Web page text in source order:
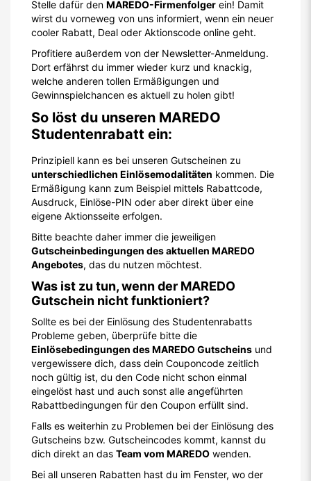
Stelle dafür den MAREDO-Firmenfolger ein! Damit
wirst du vorneweg von uns informiert, wenn ein neuer
cooler Rabatt, Deal oder Aktionscode online geht.
Profitiere außerdem von der Newsletter-Anmeldung.
Dort erfährst du immer wieder kurz und knackig,
welche anderen tollen Ermäßigungen und
Gewinnspielchancen es aktuell zu holen gibt!
So löst du unseren MAREDO
Studentenrabatt ein:
Prinzipiell kann es bei unseren Gutscheinen zu
unterschiedlichen Einlösemodalitäten kommen. Die
Ermäßigung kann zum Beispiel mittels Rabattcode,
Ausdruck, Einlöse-PIN oder aber direkt über eine
eigene Aktionsseite erfolgen.
Bitte beachte daher immer die jeweiligen
Gutscheinbedingungen des aktuellen MAREDO
Angebotes, das du nutzen möchtest.
Was ist zu tun, wenn der MAREDO
Gutschein nicht funktioniert?
Sollte es bei der Einlösung des Studentenrabatts
Probleme geben, überprüfe bitte die
Einlösebedingungen des MAREDO Gutscheins und
vergewissere dich, dass dein Couponcode zeitlich
noch gültig ist, du den Code nicht schon einmal
eingelöst hast und auch sonst alle angeführten
Rabattbedingungen für den Coupon erfüllt sind.
Falls es weiterhin zu Problemen bei der Einlösung des
Gutscheins bzw. Gutscheincodes kommt, kannst du
dich direkt an das Team vom MAREDO wenden.
Bei all unseren Rabatten hast du im Fenster, wo der